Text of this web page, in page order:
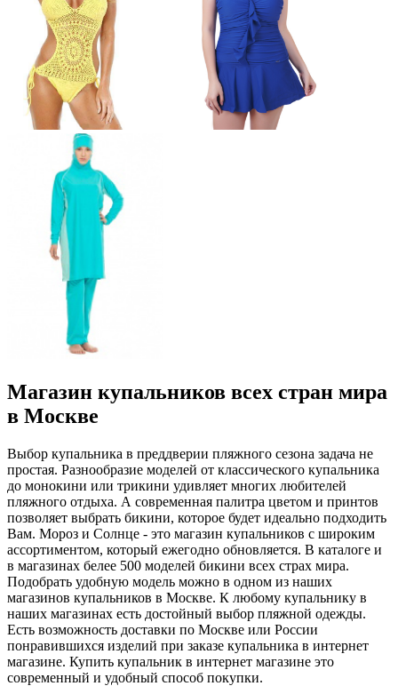
Магазин купальников всех стран мира
в Москве
Выбор купальника в преддверии пляжного сезона задача не
простая. Разнообразие моделей от классического купальника
до монокини или трикини удивляет многих любителей
пляжного отдыха. А современная палитра цветом и принтов
позволяет выбрать бикини, которое будет идеально подходить
Вам. Мороз и Солнце - это магазин купальников с широким
ассортиментом, который ежегодно обновляется. В каталоге и
в магазинах белее 500 моделей бикини всех страх мира.
Подобрать удобную модель можно в одном из наших
магазинов купальников в Москве. К любому купальнику в
наших магазинах есть достойный выбор пляжной одежды.
Есть возможность доставки по Москве или России
понравившихся изделий при заказе купальника в интернет
магазине. Купить купальник в интернет магазине это
современный и удобный способ покупки.